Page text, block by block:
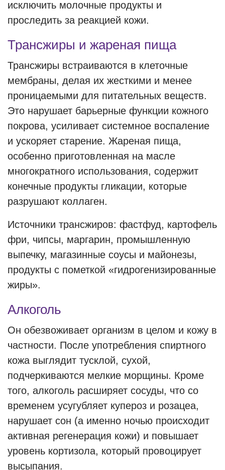
исключить молочные продукты и
проследить за реакцией кожи.
Трансжиры и жареная пища
Трансжиры встраиваются в клеточные
мембраны, делая их жесткими и менее
проницаемыми для питательных веществ.
Это нарушает барьерные функции кожного
покрова, усиливает системное воспаление
и ускоряет старение. Жареная пища,
особенно приготовленная на масле
многократного использования, содержит
конечные продукты гликации, которые
разрушают коллаген.
Источники трансжиров: фастфуд, картофель
фри, чипсы, маргарин, промышленную
выпечку, магазинные соусы и майонезы,
продукты с пометкой «гидрогенизированные
жиры».
Алкоголь
Он обезвоживает организм в целом и кожу в
частности. После употребления спиртного
кожа выглядит тусклой, сухой,
подчеркиваются мелкие морщины. Кроме
того, алкоголь расширяет сосуды, что со
временем усугубляет купероз и розацеа,
нарушает сон (а именно ночью происходит
активная регенерация кожи) и повышает
уровень кортизола, который провоцирует
высыпания.